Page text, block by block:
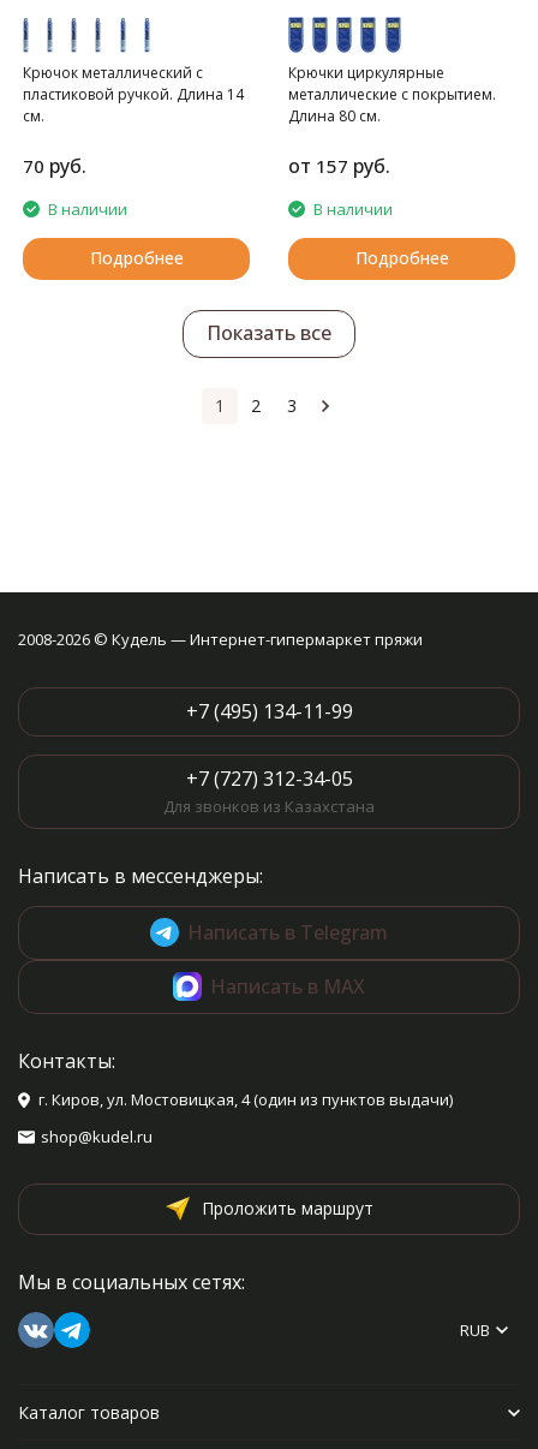
Крючок металлический с
пластиковой ручкой. Длина 14
см.
70 руб.
В наличии
Подробнее
Крючки циркулярные
металлические с покрытием.
Длина 80 см.
от 157 руб.
В наличии
Подробнее
Показать все
1 2 3
2008-2026 © Кудель — Интернет-гипермаркет пряжи
+7 (495) 134-11-99
+7 (727) 312-34-05
Для звонков из Казахстана
Написать в мессенджеры:
Написать в Telegram
Написать в MAX
Контакты:
г. Киров, ул. Мостовицкая, 4 (один из пунктов выдачи)
shop@kudel.ru
Проложить маршрут
Мы в социальных сетях:
RUB
Каталог товаров